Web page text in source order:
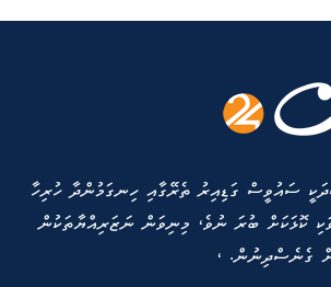
ސައުވީސް ގަޑިއިރު ތެރޭގާއި ހިނގަމުންދާ ހުރިހާ
ކޮޅަކަށް ބުރަ ނުވެ، މިނިވަން ނަޒަރިއްޔާތަކުން
ގެނެސްދިނުން. ،